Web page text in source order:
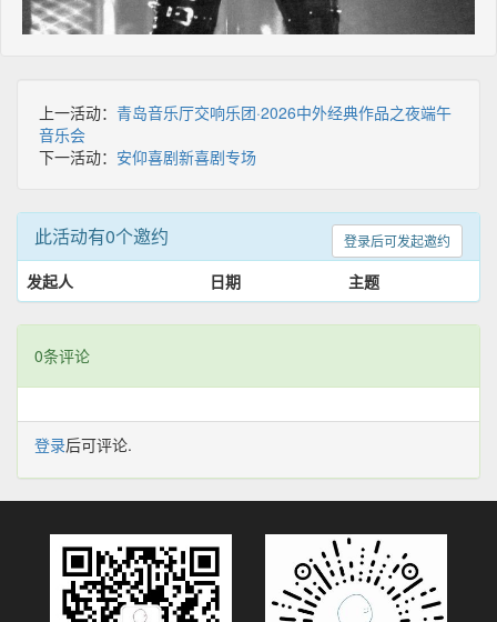
上一活动： 青岛音乐厅交响乐团·2026中外经典作品之夜端午
音乐会
下一活动： 安仰喜剧新喜剧专场
登录后可发起邀约
此活动有0个邀约
发起人 日期 主题
0条评论
登录后可评论.